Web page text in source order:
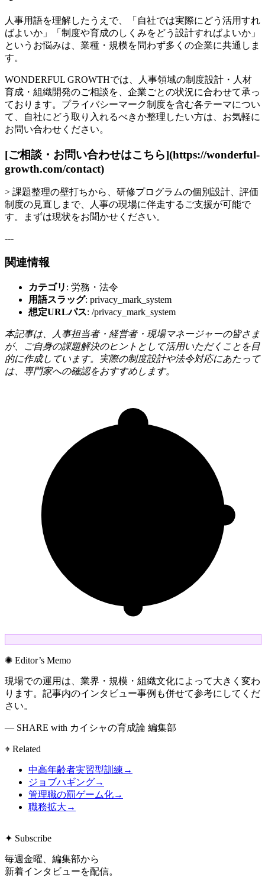
人事用語を理解したうえで、「自社では実際にどう活用すれ
ばよいか」「制度や育成のしくみをどう設計すればよいか」
というお悩みは、業種・規模を問わず多くの企業に共通しま
す。
WONDERFUL GROWTHでは、人事領域の制度設計・人材
育成・組織開発のご相談を、企業ごとの状況に合わせて承っ
ております。プライバシーマーク制度を含む各テーマについ
て、自社にどう取り入れるべきか整理したい方は、お気軽に
お問い合わせください。
[ご相談・お問い合わせはこちら](https://wonderful-
growth.com/contact)
> 課題整理の壁打ちから、研修プログラムの個別設計、評価
制度の見直しまで、人事の現場に伴走するご支援が可能で
す。まずは現状をお聞かせください。
---
関連情報
カテゴリ : 労務・法令
用語スラッグ: privacy_mark_system
想定URLパス: /privacy_mark_system
本記事は、人事担当者・経営者・現場マネージャーの皆さま
が、ご自身の課題解決のヒントとして活用いただくことを目
的に作成しています。実際の制度設計や法令対応にあたって
は、専門家への確認をおすすめします。
✺ Editor’s Memo
現場での運用は、業界・規模・組織文化によって大きく変わ
ります。記事内のインタビュー事例も併せて参考にしてくだ
さい。
— SHARE with カイシャの育成論 編集部
⌖ Related
中高年齢者実習型訓練 →
ジョブハギング→
管理職の罰ゲーム化→
職務拡大 →
✦ Subscribe
毎週金曜、編集部から
新着インタビューを配信。